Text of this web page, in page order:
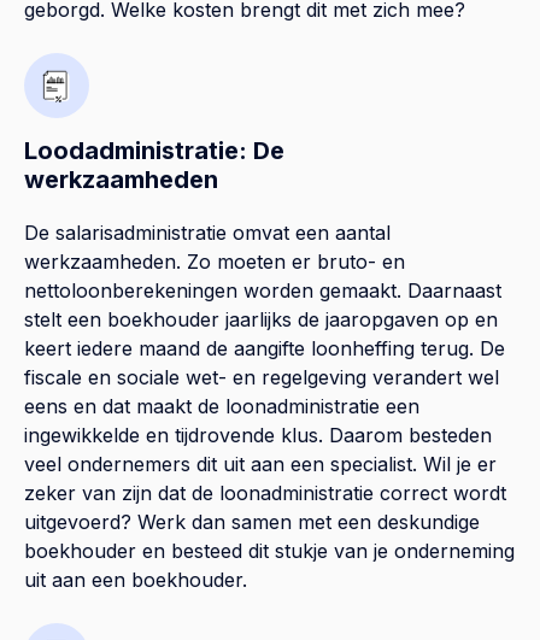
geborgd. Welke kosten brengt dit met zich mee?
Loodadministratie: De
werkzaamheden
De salarisadministratie omvat een aantal
werkzaamheden. Zo moeten er bruto- en
nettoloonberekeningen worden gemaakt. Daarnaast
stelt een boekhouder jaarlijks de jaaropgaven op en
keert iedere maand de aangifte loonheffing terug. De
fiscale en sociale wet- en regelgeving verandert wel
eens en dat maakt de loonadministratie een
ingewikkelde en tijdrovende klus. Daarom besteden
veel ondernemers dit uit aan een specialist. Wil je er
zeker van zijn dat de loonadministratie correct wordt
uitgevoerd? Werk dan samen met een deskundige
boekhouder en besteed dit stukje van je onderneming
uit aan een boekhouder.